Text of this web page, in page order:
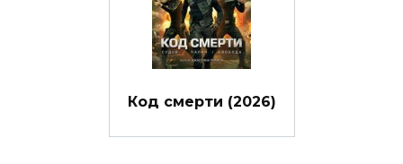
Код смерти (2026)